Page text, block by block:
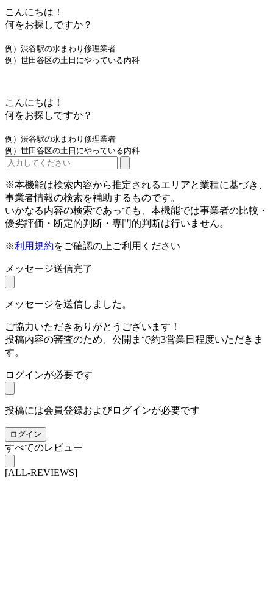
こんにちは！
何をお探しですか？
例）渋谷駅の水まわり修理業者
例）世田谷区の土日にやっている内科
こんにちは！
何をお探しですか？
例）渋谷駅の水まわり修理業者
例）世田谷区の土日にやっている内科
※本機能は検索内容から推定されるエリアと業種に基づき、
事業者情報の検索を補助するものです。
いかなる内容の検索であっても、本機能では事業者の比較・
優劣評価・断定的判断・専門的判断は行いません。
※利用規約をご確認の上ご利用ください
メッセージ送信完了
メッセージを送信しました。
ご協力いただきありがとうございます！
投稿内容の審査のため、公開まで約3営業日程度いただきま
す。
ログインが必要です
投稿には会員登録およびログインが必要です
ログイン
すべてのレビュー
[ALL-REVIEWS]